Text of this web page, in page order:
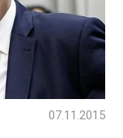
07.11.2015